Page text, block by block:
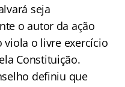
seja
o autor da ação
viola o livre exercício
Constituição.
definiu que